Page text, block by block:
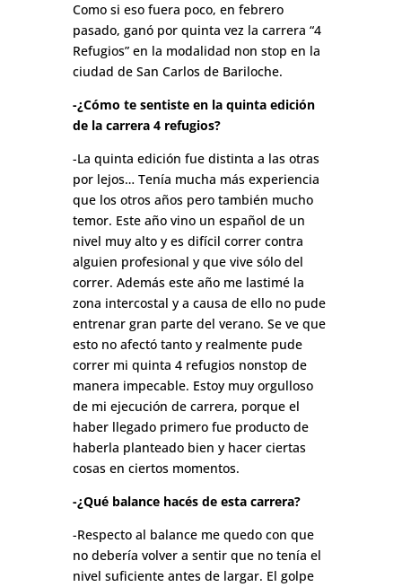
Como si eso fuera poco, en febrero
pasado, ganó por quinta vez la carrera “4
Refugios” en la modalidad non stop en la
ciudad de San Carlos de Bariloche.
-¿Cómo te sentiste en la quinta edición
de la carrera 4 refugios?
-La quinta edición fue distinta a las otras
por lejos… Tenía mucha más experiencia
que los otros años pero también mucho
temor. Este año vino un español de un
nivel muy alto y es difícil correr contra
alguien profesional y que vive sólo del
correr. Además este año me lastimé la
zona intercostal y a causa de ello no pude
entrenar gran parte del verano. Se ve que
esto no afectó tanto y realmente pude
correr mi quinta 4 refugios nonstop de
manera impecable. Estoy muy orgulloso
de mi ejecución de carrera, porque el
haber llegado primero fue producto de
haberla planteado bien y hacer ciertas
cosas en ciertos momentos.
-¿Qué balance hacés de esta carrera?
-Respecto al balance me quedo con que
no debería volver a sentir que no tenía el
nivel suficiente antes de largar. El golpe